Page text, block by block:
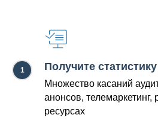
Получите
Множество касаний
анонсов, телемаркетинг,
ресурсах